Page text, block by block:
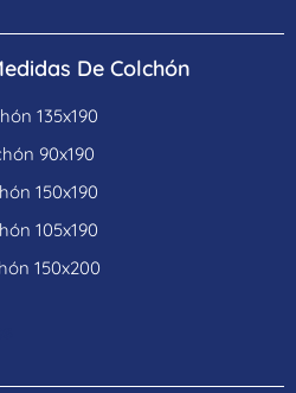
De Colchón
135x190
90x190
150x190
105x190
150x200